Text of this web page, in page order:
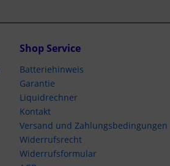
Shop Service
Batteriehinweis
Garantie
Liquidrechner
Kontakt
Versand und Zahlungsbedingungen
Widerrufsrecht
Widerrufsformular